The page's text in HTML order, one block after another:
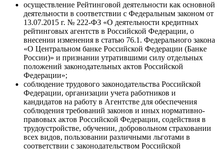
осуществление Рейтинговой деятельности как основной
деятельности в соответствии с Федеральным законом от
13.07.2015 г. № 222-ФЗ «О деятельности кредитных
рейтинговых агентств в Российской Федерации, о
внесении изменения в статью 76.1. Федерального закона
«О Центральном банке Российской Федерации (Банке
России)» и признании утратившими силу отдельных
положений законодательных актов Российской
Федерации»;
соблюдение трудового законодательства Российской
Федерации, организации учета работников и
кандидатов на работу в Агентстве для обеспечения
соблюдения требований законов и иных нормативно-
правовых актов Российской Федерации, содействия в
трудоустройстве, обучении, добровольном страховании
всех видов, пользовании различными льготами в
соответствии с законодательством Российской